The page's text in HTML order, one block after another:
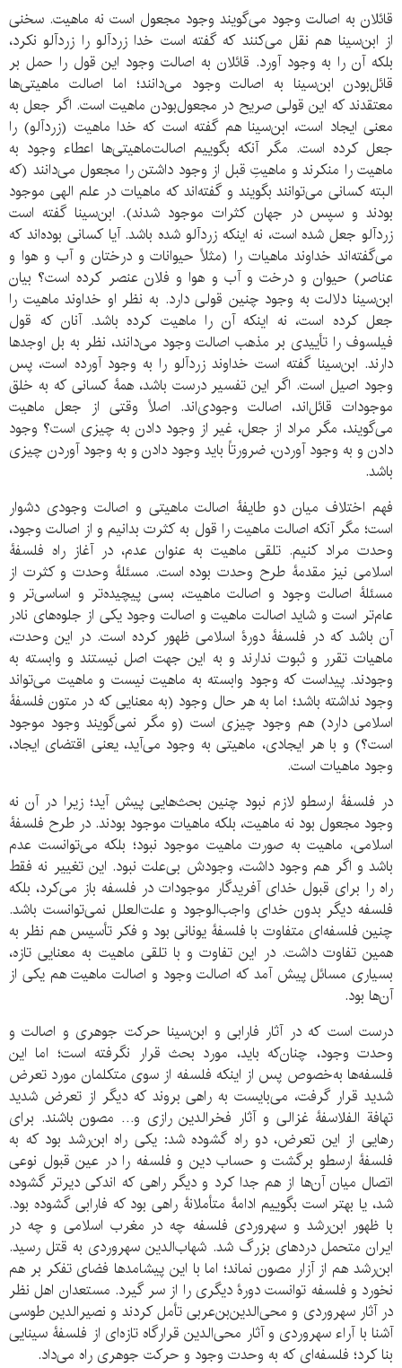
قائلان به اصالت وجود می‌گویند وجود مجعول است نه ماهیت. سخنی
از ابن‌سینا هم نقل می‌کنند که گفته است خدا زردآلو را زردآلو نکرد،
بلکه آن را به وجود آورد. قائلان به اصالت وجود این قول را حمل بر
قائل‌بودن ابن‌سینا به اصالت وجود می‌دانند؛ اما اصالت ماهیتی‌ها
معتقدند که این قولی صریح در مجعول‌بودن ماهیت است. اگر جعل به
معنی ایجاد است، ابن‌سینا هم گفته است که خدا ماهیت (زردآلو) را
جعل کرده است. مگر آنکه بگوییم اصالت‌ماهیتی‌ها اعطاء وجود به
ماهیت را منکرند و ماهیتِ قبل از وجود داشتن را مجعول می‌دانند (که
البته کسانی می‌توانند بگویند و گفته‌اند که ماهیات در علم الهی موجود
بودند و سپس در جهان کثرات موجود شدند). ابن‌سینا گفته است
زردآلو جعل شده است، نه اینکه زردآلو شده باشد. آیا کسانی بوده‌اند که
می‌گفته‌اند خداوند ماهیات را (مثلاً حیوانات و درختان و آب و هوا و
عناصر) حیوان و درخت و آب و هوا و فلان عنصر کرده است؟ بیان
ابن‌سینا دلالت به وجود چنین قولی دارد. به نظر او خداوند ماهیت را
جعل کرده است، نه اینکه آن را ماهیت کرده باشد. آنان که قول
فیلسوف را تأییدی بر مذهب اصالت وجود می‌دانند، نظر به بل اوجدها
دارند. ابن‌سینا گفته است خداوند زردآلو را به وجود آورده است، پس
وجود اصیل است. اگر این تفسیر درست باشد، همۀ کسانی که به خلق
موجودات قائل‌اند، اصالت وجودی‌اند. اصلاً وقتی از جعل ماهیت
می‌گویند، مگر مراد از جعل، غیر از وجود دادن به چیزی است؟ وجود
دادن و به وجود آوردن، ضرورتاً باید وجود دادن و به وجود آوردن چیزی
باشد.
فهم اختلاف میان دو طایفۀ اصالت ماهیتی و اصالت وجودی دشوار
است؛ مگر آنکه اصالت ماهیت را قول به کثرت بدانیم و از اصالت وجود،
وحدت مراد کنیم. تلقی ماهیت به عنوان عدم، در آغاز راه فلسفۀ
اسلامی نیز مقدمۀ طرح وحدت بوده است. مسئلۀ وحدت و کثرت از
مسئلۀ اصالت وجود و اصالت ماهیت، بسی پیچیده‌تر و اساسی‌تر و
عام‌تر است و شاید اصالت ماهیت و اصالت وجود یکی از جلوه‌های نادر
آن باشد که در فلسفۀ دورۀ اسلامی ظهور کرده است. در این وحدت،
ماهیات تقرر و ثبوت ندارند و به این جهت اصل نیستند و وابسته به
وجودند. پیداست که وجود وابسته به ماهیت نیست و ماهیت می‌تواند
وجود نداشته باشد؛ اما به هر حال وجود (به معنایی که در متون فلسفۀ
اسلامی دارد) هم وجود چیزی است (و مگر نمی‌گویند وجود موجود
است؟) و با هر ایجادی، ماهیتی به وجود می‌آید، یعنی اقتضای ایجاد،
وجود ماهیات است.
در فلسفۀ ارسطو لازم نبود چنین بحث‌هایی پیش آید؛ زیرا در آن نه
وجود مجعول بود نه ماهیت، بلکه ماهیات موجود بودند. در طرح فلسفۀ
اسلامی، ماهیت به صورت ماهیت موجود نبود؛ بلکه می‌توانست عدم
باشد و اگر هم وجود داشت، وجودش بی‌علت نبود. این تغییر نه فقط
راه را برای قبول خدای آفریدگار موجودات در فلسفه باز می‌کرد، بلکه
فلسفه دیگر بدون خدای واجب‌الوجود و علت‌العلل نمی‌توانست باشد.
چنین فلسفه‌ای متفاوت با فلسفۀ یونانی بود و فکر تأسیس هم نظر به
همین تفاوت داشت. در این تفاوت و با تلقی ماهیت به معنایی تازه،
بسیاری مسائل پیش آمد که اصالت وجود و اصالت ماهیت هم یکی از
آن‌ها بود.
درست است که در آثار فارابی و ابن‌سینا حرکت جوهری و اصالت و
وحدت وجود، چنان‌که باید، مورد بحث قرار نگرفته است؛ اما این
فلسفه‌ها به‌خصوص پس از اینکه فلسفه از سوی متکلمان مورد تعرض
شدید قرار گرفت، می‌بایست به راهی بروند که دیگر از تعرض شدید
تهافة الفلاسفۀ غزالی و آثار فخرالدین رازی و… مصون باشند. برای
رهایی از این تعرض، دو راه گشوده شد: یکی راه ابن‌رشد بود که به
فلسفۀ ارسطو برگشت و حساب دین و فلسفه را در عین قبول نوعی
اتصال میان آن‌ها از هم جدا کرد و دیگر راهی که اندکی دیرتر گشوده
شد، یا بهتر است بگوییم ادامۀ متأملانۀ راهی بود که فارابی گشوده بود.
با ظهور ابن‌رشد و سهروردی فلسفه چه در مغرب اسلامی و چه در
ایران متحمل دردهای بزرگ شد. شهاب‌الدین سهروردی به قتل رسید.
ابن‌رشد هم از آزار مصون نماند؛ اما با این پیشامدها فضای تفکر بر هم
نخورد و فلسفه توانست دورۀ دیگری را از سر گیرد. مستعدان اهل نظر
در آثار سهروردی و محی‌الدین‌بن‌عربی تأمل کردند و نصیرالدین طوسی
آشنا با آراء سهروردی و آثار محی‌الدین قرارگاه تازه‌ای از فلسفۀ سینایی
بنا کرد؛ فلسفه‌ای که به وحدت وجود و حرکت جوهری راه می‌داد.